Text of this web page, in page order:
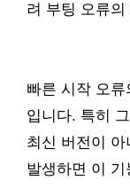
려 부팅 오류
빠른 시작 오
입니다. 특히
최신 버전이
발생하면 이